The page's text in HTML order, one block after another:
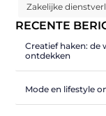
Zakelijke
RECENTE
Creatief haken: de
ontdekken
Mode en lifestyle